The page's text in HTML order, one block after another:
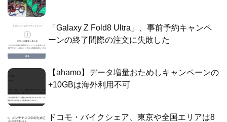
「Galaxy Z Fold8 Ultra」、事前予約キャンペ
ーンの終了間際の注文に失敗した
【ahamo】データ増量おためしキャンペーンの
+10GBは海外利用不可
ドコモ・バイクシェア、東京や全国エリアは8